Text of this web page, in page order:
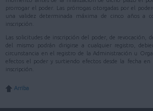
prorrogar el poder. Las prórrogas otorgadas por el
una validez determinada máxima de cinco años a
inscripción.
Las solicitudes de inscripción del poder, de revocación,
del mismo podrán dirigirse a cualquier registro,
circunstancia en el registro de la Administración u
efectos el poder y surtiendo efectos desde la fecha en
inscripción.
Arriba